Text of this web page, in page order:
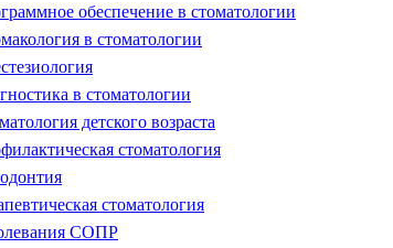
обеспечение в стоматологии
в стоматологии
в стоматологии
детского возраста
стоматология
стоматология
СОПР